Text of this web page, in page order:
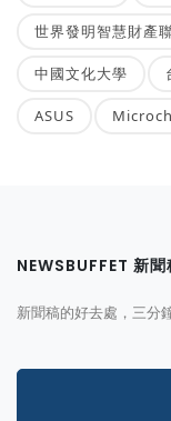
世界發明智慧財產
中國文化大學
ASUS
NEWSBUFFET 新
新聞稿的好去處，三分